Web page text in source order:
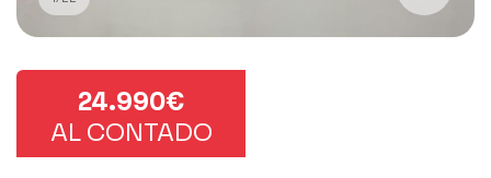
24.990€
AL CONTADO